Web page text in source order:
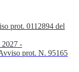
prot. 0112894 del
2027 -
prot. N. 95165